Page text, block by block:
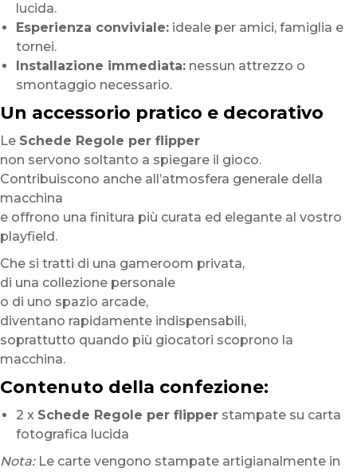
lucida.
Esperienza conviviale: ideale per amici, famiglia e
tornei.
Installazione immediata: nessun attrezzo o
smontaggio necessario.
Un accessorio pratico e decorativo
Le Schede Regole per flipper
non servono soltanto a spiegare il gioco.
Contribuiscono anche all’atmosfera generale della
macchina
e offrono una finitura più curata ed elegante al vostro
playfield.
Che si tratti di una gameroom privata,
di una collezione personale
o di uno spazio arcade,
diventano rapidamente indispensabili,
soprattutto quando più giocatori scoprono la
macchina.
Contenuto della confezione:
2 x Schede Regole per flipper stampate su carta
fotografica lucida
Nota:Le carte vengono stampate artigianalmente in